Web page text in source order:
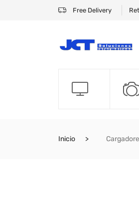
Free Delivery
Inicio